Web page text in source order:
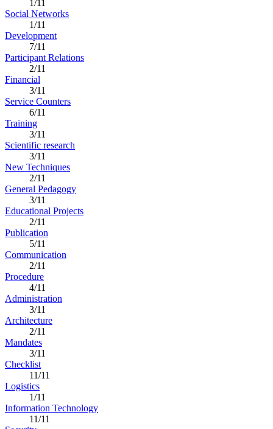
1/11
Social Networks
1/11
Development
7/11
Participant Relations
2/11
Financial
3/11
Service Counters
6/11
Training
3/11
Scientific research
3/11
New Techniques
2/11
General Pedagogy
3/11
Educational Projects
2/11
Publication
5/11
Communication
2/11
Procedure
4/11
Administration
3/11
Architecture
2/11
Mandates
3/11
Checklist
11/11
Logistics
1/11
Information Technology
11/11